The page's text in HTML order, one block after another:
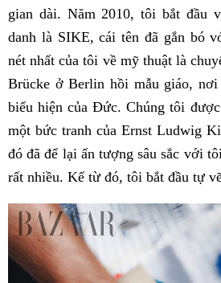
gian dài. Năm 2010, tôi bắt đầu
danh là SIKE, cái tên đã gắn bó
nét nhất của tôi về mỹ thuật là
Brücke ở Berlin hồi mẫu giáo, nơi
biểu hiện của Đức. Chúng tôi
một bức tranh của Ernst Ludwig
đó đã để lại ấn tượng sâu sắc với
rất nhiều. Kể từ đó, tôi bắt đầu tự